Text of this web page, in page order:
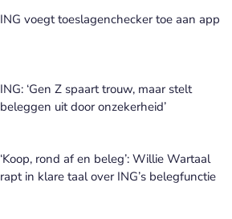
ING voegt toeslagenchecker toe aan app
ING: ‘Gen Z spaart trouw, maar stelt
beleggen uit door onzekerheid’
‘Koop, rond af en beleg’: Willie Wartaal
rapt in klare taal over ING’s belegfunctie